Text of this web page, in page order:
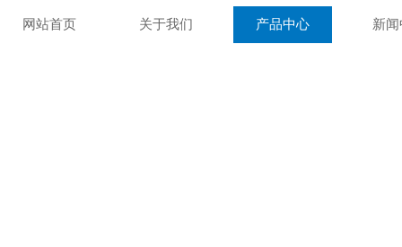
网站首页 关于我们 产品中心 新